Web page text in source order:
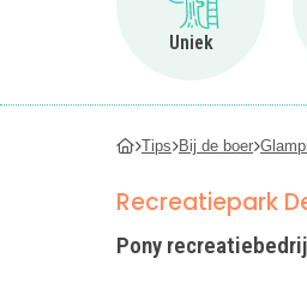
Uniek
Ga naar Uniek
Tips Bij de boer
Recreatiepark
Pony